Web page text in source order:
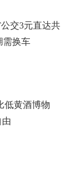
交3元直达共
需换车
低黄酒博物